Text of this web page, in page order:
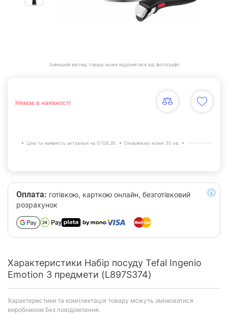
Зовнішній вигляд товару може відрізнятися від фотографії
Немає в наявності
Ціна та наявність актуальні на 07.08.26. Оновлюємо кожні 30 хв.
Оплата: готівкою, карткою онлайн, безготівковий
розрахунок
Характеристики Набір посуду Tefal Ingenio
Emotion 3 предмети (L897S374)
Характеристики та комплектація товару можуть змінюватися
виробником без повідомлення.